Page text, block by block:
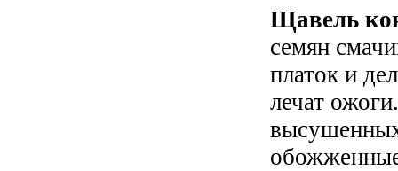
Щавель
семян
платок и
лечат